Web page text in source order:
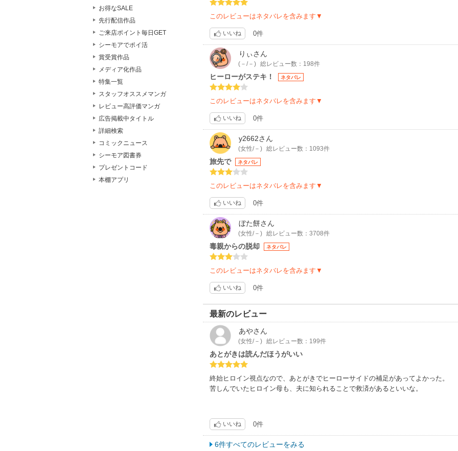
お得なSALE
先行配信作品
ご来店ポイント毎日GET
シーモアでポイ活
賞受賞作品
メディア化作品
特集一覧
スタッフオススメマンガ
レビュー高評価マンガ
広告掲載中タイトル
詳細検索
コミックニュース
シーモア図書券
プレゼントコード
本棚アプリ
このレビューはネタバレを含みます▼
いいね 0件
りぃさん
(－/－) 総レビュー数：198件
ヒーローがステキ！ ネタバレ
このレビューはネタバレを含みます▼
いいね 0件
y2662さん
(女性/－) 総レビュー数：1093件
旅先で ネタバレ
このレビューはネタバレを含みます▼
いいね 0件
ぼた餅さん
(女性/－) 総レビュー数：3708件
毒親からの脱却 ネタバレ
このレビューはネタバレを含みます▼
いいね 0件
最新のレビュー
あやさん
(女性/－) 総レビュー数：199件
あとがきは読んだほうがいい
終始ヒロイン視点なので、あとがきでヒーローサイドの補足があってよかった。
苦しんでいたヒロイン母も、夫に知られることで救済があるといいな。
いいね 0件
6件すべてのレビューをみる